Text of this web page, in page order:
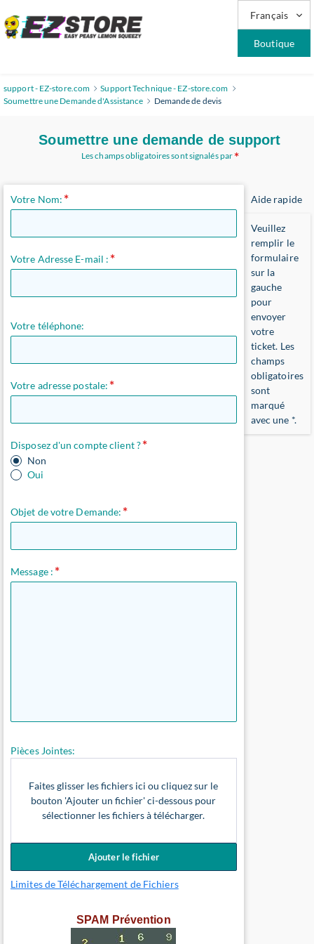
Français
Boutique
support - EZ-store.com
Support Technique - EZ-store.com
Soumettre une Demande d'Assistance
Demande de devis
Soumettre une demande de support
Les champs obligatoires sont signalés par
Aide rapide
Veuillez
remplir le
formulaire
sur la
gauche
pour
envoyer
votre
ticket. Les
champs
obligatoires
sont
marqué
avec une *.
Votre Nom:
Votre Adresse E-mail :
Votre téléphone:
Votre adresse postale:
Disposez d'un compte client ?
Non
Oui
Objet de votre Demande:
Message :
Pièces Jointes:
Faites glisser les fichiers ici ou cliquez sur le
bouton 'Ajouter un fichier' ci-dessous pour
sélectionner les fichiers à télécharger.
Ajouter le fichier
Limites de Téléchargement de Fichiers
SPAM Prévention